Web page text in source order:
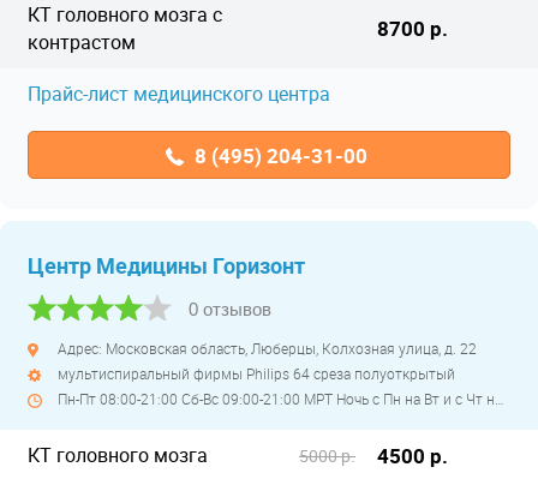
КТ головного мозга с
контрастом
8700 р.
Прайс-лист медицинского центра
8 (495) 204-31-00
Центр Медицины Горизонт
0 отзывов
Адрес: Московская область, Люберцы, Колхозная улица, д. 22
мультиспиральный фирмы Philips 64 среза полуоткрытый
КТ головного мозга 5000 р. 4500 р.